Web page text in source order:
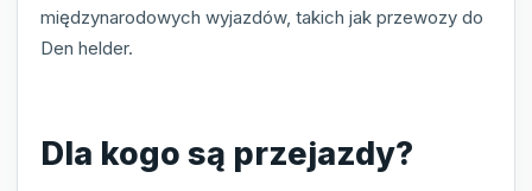
międzynarodowych wyjazdów, takich jak przewozy do
Den helder.
Dla kogo są przejazdy?